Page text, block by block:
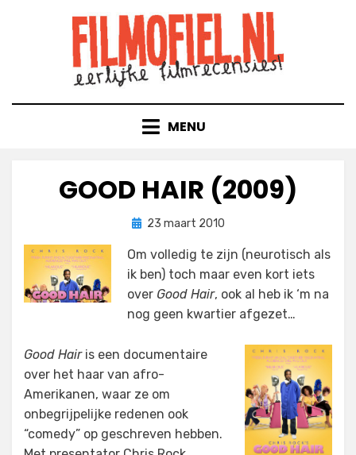
MENU
GOOD HAIR (2009)
doorFilmofiel.nl
Geplaatst
23 maart 2010
Om volledig te zijn (neurotisch als
ik ben) toch maar even kort iets
over Good Hair, ook al heb ik ‘m na
nog geen kwartier afgezet…
Good Hairis een documentaire
over het haar van afro-
Amerikanen, waar ze om
onbegrijpelijke redenen ook
“comedy” op geschreven hebben.